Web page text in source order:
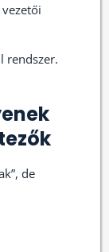
rendszer.
de